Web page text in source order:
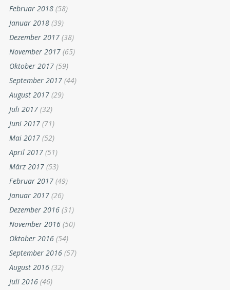
Februar 2018 (58)
Januar 2018 (39)
Dezember 2017 (38)
November 2017 (65)
Oktober 2017 (59)
September 2017 (44)
August 2017 (29)
Juli 2017 (32)
Juni 2017 (71)
Mai 2017 (52)
April 2017 (51)
März 2017 (53)
Februar 2017 (49)
Januar 2017 (26)
Dezember 2016 (31)
November 2016 (50)
Oktober 2016 (54)
September 2016 (57)
August 2016 (32)
Juli 2016 (46)